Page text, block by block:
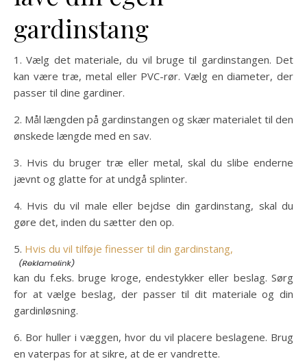
gardinstang
1. Vælg det materiale, du vil bruge til gardinstangen. Det
kan være træ, metal eller PVC-rør. Vælg en diameter, der
passer til dine gardiner.
2. Mål længden på gardinstangen og skær materialet til den
ønskede længde med en sav.
3. Hvis du bruger træ eller metal, skal du slibe enderne
jævnt og glatte for at undgå splinter.
4. Hvis du vil male eller bejdse din gardinstang, skal du
gøre det, inden du sætter den op.
5. Hvis du vil tilføje finesser til din gardinstang,
kan du f.eks. bruge kroge, endestykker eller beslag. Sørg
for at vælge beslag, der passer til dit materiale og din
gardinløsning.
6. Bor huller i væggen, hvor du vil placere beslagene. Brug
en vaterpas for at sikre, at de er vandrette.